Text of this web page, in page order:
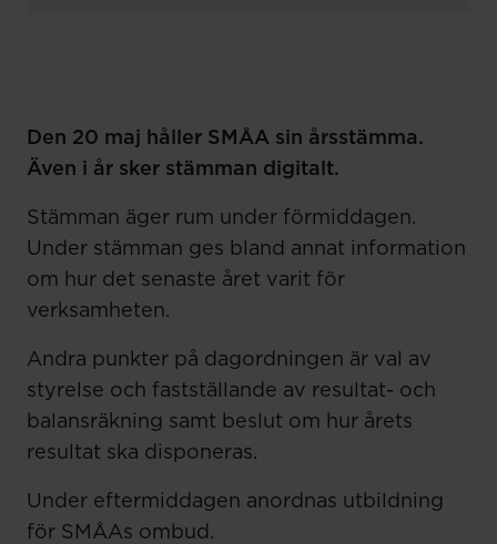
Den 20 maj håller SMÅA sin årsstämma.
Även i år sker stämman digitalt.
Stämman äger rum under förmiddagen.
Under stämman ges bland annat information
om hur det senaste året varit för
verksamheten.
Andra punkter på dagordningen är val av
styrelse och fastställande av resultat- och
balansräkning samt beslut om hur årets
resultat ska disponeras.
Under eftermiddagen anordnas utbildning
för SMÅAs ombud.